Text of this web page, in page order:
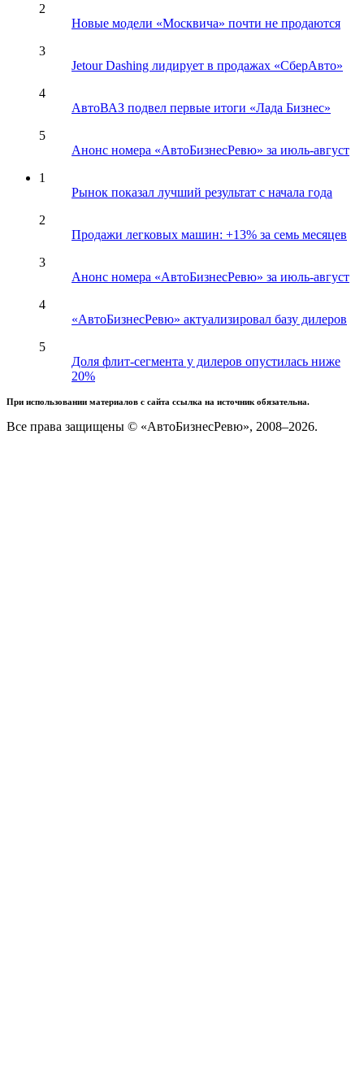
2
Новые модели «Москвича» почти не продаются
3
Jetour Dashing лидирует в продажах «СберАвто»
4
АвтоВАЗ подвел первые итоги «Лада Бизнес»
5
Анонс номера «АвтоБизнесРевю» за июль-август
1
Рынок показал лучший результат с начала года
2
Продажи легковых машин: +13% за семь месяцев
3
Анонс номера «АвтоБизнесРевю» за июль-август
4
«АвтоБизнесРевю» актуализировал базу дилеров
5
Доля флит-сегмента у дилеров опустилась ниже
20%
При использовании материалов с сайта ссылка на источник обязательна.
Все права защищены © «АвтоБизнесРевю», 2008–2026.